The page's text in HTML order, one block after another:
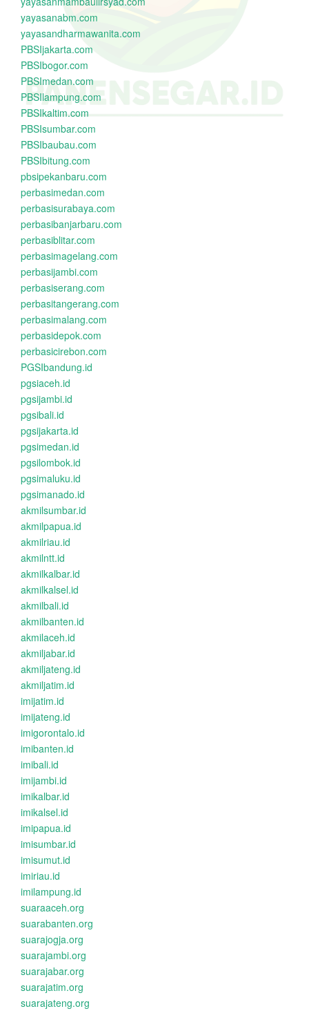
yayasanabm.com
yayasandharmawanita.com
PBSIjakarta.com
PBSIbogor.com
PBSImedan.com
PBSIlampung.com
PBSIkaltim.com
PBSIsumbar.com
PBSIbaubau.com
PBSIbitung.com
pbsipekanbaru.com
perbasimedan.com
perbasisurabaya.com
perbasibanjarbaru.com
perbasiblitar.com
perbasimagelang.com
perbasijambi.com
perbasiserang.com
perbasitangerang.com
perbasimalang.com
perbasidepok.com
perbasicirebon.com
PGSIbandung.id
pgsiaceh.id
pgsijambi.id
pgsibali.id
pgsijakarta.id
pgsimedan.id
pgsilombok.id
pgsimaluku.id
pgsimanado.id
akmilsumbar.id
akmilpapua.id
akmilriau.id
akmilntt.id
akmilkalbar.id
akmilkalsel.id
akmilbali.id
akmilbanten.id
akmilaceh.id
akmiljabar.id
akmiljateng.id
akmiljatim.id
imijatim.id
imijateng.id
imigorontalo.id
imibanten.id
imibali.id
imijambi.id
imikalbar.id
imikalsel.id
imipapua.id
imisumbar.id
imisumut.id
imiriau.id
imilampung.id
suaraaceh.org
suarabanten.org
suarajogja.org
suarajambi.org
suarajabar.org
suarajatim.org
suarajateng.org